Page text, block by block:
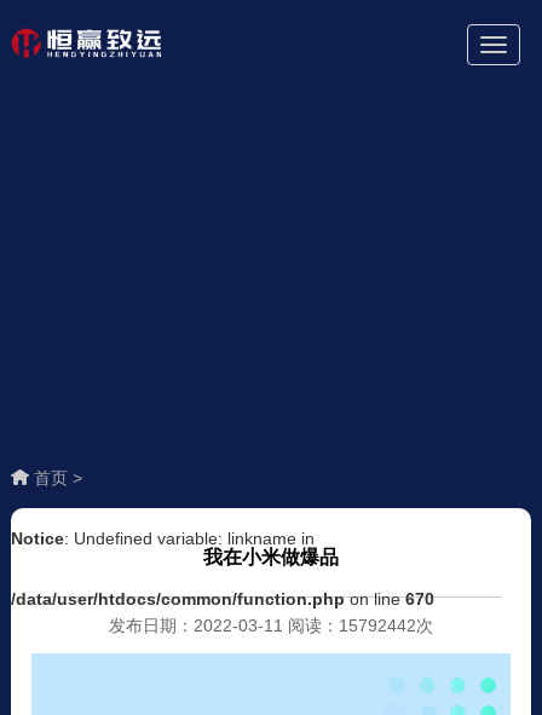
首页 >
Notice: Undefined variable: linkname in
/data/user/htdocs/common/function.phpon line670
我在小米做爆品
发布日期：2022-03-11 阅读：15792442次